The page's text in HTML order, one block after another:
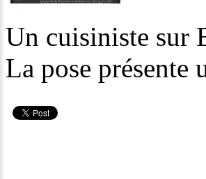
Un cuisiniste sur
La pose présente